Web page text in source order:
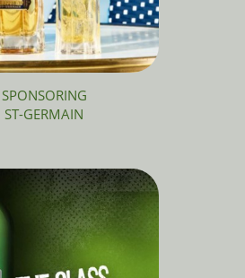
SPONSORING
ST-GERMAIN